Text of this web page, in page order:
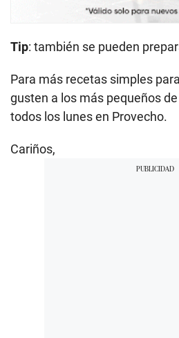
Tip: también se pueden
Para más recetas simples
gusten a los más pequeños
todos los lunes en Provecho.
Cariños,